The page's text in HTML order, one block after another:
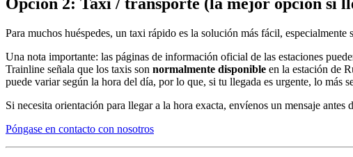
Para muchos huéspedes, un taxi rápido es la solución más fácil,
Una nota importante: las páginas de información oficial de las estaciones
Trainline señala que los taxis son normalmente disponible en la estación de
puede variar según la hora del día, por lo que, si tu llegada es urgente, lo
Si necesita orientación para llegar a la hora exacta, envíenos un mensaje antes
Póngase en contacto con nosotros